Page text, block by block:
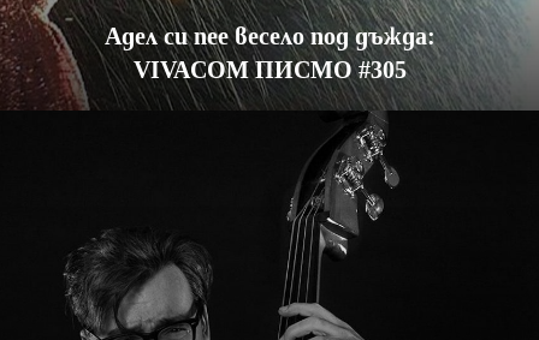
Адел си пее весело под дъжда:
VIVACOM ПИСМО #305